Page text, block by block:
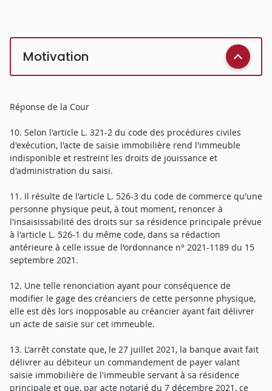
Motivation
Réponse de la Cour
10. Selon l'article L. 321-2 du code des procédures civiles
d'exécution, l'acte de saisie immobilière rend l'immeuble
indisponible et restreint les droits de jouissance et
d'administration du saisi.
11. Il résulte de l'article L. 526-3 du code de commerce qu'une
personne physique peut, à tout moment, renoncer à
l'insaisissabilité des droits sur sa résidence principale prévue
à l'article L. 526-1 du même code, dans sa rédaction
antérieure à celle issue de l'ordonnance n° 2021-1189 du 15
septembre 2021.
12. Une telle renonciation ayant pour conséquence de
modifier le gage des créanciers de cette personne physique,
elle est dès lors inopposable au créancier ayant fait délivrer
un acte de saisie sur cet immeuble.
13. L'arrêt constate que, le 27 juillet 2021, la banque avait fait
délivrer au débiteur un commandement de payer valant
saisie immobilière de l'immeuble servant à sa résidence
principale et que, par acte notarié du 7 décembre 2021, ce